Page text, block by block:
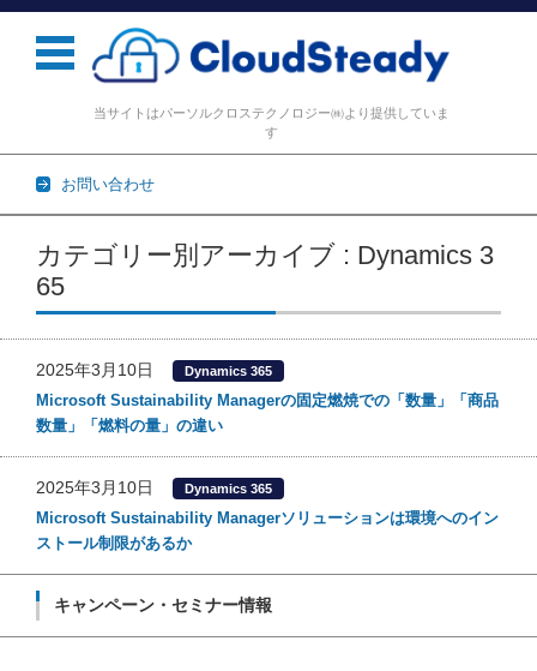
当サイトはパーソルクロステクノロジー㈱より提供していま
す
お問い合わせ
コンテンツに移動
カテゴリー別アーカイブ : Dynamics 3
65
2025年3月10日 Dynamics 365
Microsoft Sustainability Managerの固定燃焼での「数量」「商品
数量」「燃料の量」の違い
2025年3月10日 Dynamics 365
Microsoft Sustainability Managerソリューションは環境へのイン
ストール制限があるか
キャンペーン・セミナー情報